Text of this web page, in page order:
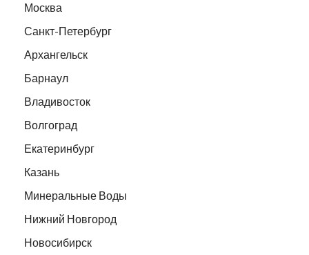
Москва
Санкт-Петербург
Архангельск
Барнаул
Владивосток
Волгоград
Екатеринбург
Казань
Минеральные Воды
Нижний Новгород
Новосибирск